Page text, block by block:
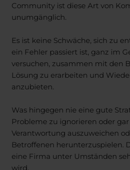
Community ist diese Art von
unumgänglich.
Es ist keine Schwäche, sich zu
ein Fehler passiert ist, ganz im
versuchen, zusammen mit den
Lösung zu erarbeiten und
anzubieten.
Was hingegen nie eine gute
Probleme zu ignorieren oder
Verantwortung auszuweichen
Betroffenen herunterzuspielen.
eine Firma unter Umständen
wird.